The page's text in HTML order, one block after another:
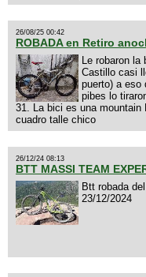
26/08/25 00:42
ROBADA en Retiro
Le robaron
Castillo casi
puerto) a eso
pibes lo
31. La bici es una mountain
cuadro talle chico
26/12/24 08:13
BTT MASSI TEAM
Btt robada
23/12/2024